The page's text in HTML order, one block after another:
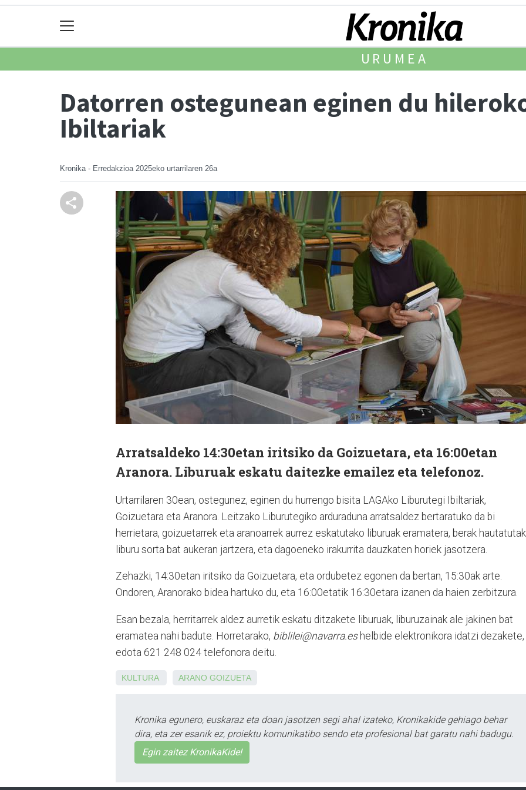
URUMEA
Datorren ostegunean eginen du
Ibiltariak
Kronika - Erredakzioa 2025eko urtarrilaren 26a
Arratsaldeko 14:30etan iritsiko da Goizuetara, eta 16:00etan
Aranora. Liburuak eskatu daitezke emailez eta telefonoz.
Urtarrilaren 30ean, ostegunez, eginen du hurrengo bisita LAGAko Liburutegi Ibiltariak,
Goizuetara eta Aranora. Leitzako Liburutegiko arduraduna arratsaldez bertaratuko da bi
herrietara, goizuetarrek eta aranoarrek aurrez eskatutako liburuak eramatera, berak
liburu sorta bat aukeran jartzera, eta dagoeneko irakurrita dauzkaten horiek jasotzera.
Zehazki, 14:30etan iritsiko da Goizuetara, eta ordubetez egonen da bertan, 15:30ak arte.
Ondoren, Aranorako bidea hartuko du, eta 16:00etatik 16:30etara izanen da haien zerbitzura.
Esan bezala, herritarrek aldez aurretik eskatu ditzakete liburuak, liburuzainak ale jakinen bat
eramatea nahi badute. Horretarako, biblilei@navarra.eshelbide elektronikora idatzi dezakete,
edota 621 248 024 telefonora deitu.
KULTURA ARANO GOIZUETA
Kronika egunero, euskaraz eta doan jasotzen segi ahal izateko, Kronikakide gehiago behar
dira, eta zer esanik ez, proiektu komunikatibo sendo eta profesional bat garatu nahi badugu.
Egin zaitez KronikaKide!